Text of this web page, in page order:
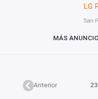
LG
San
MÁS
Anterior